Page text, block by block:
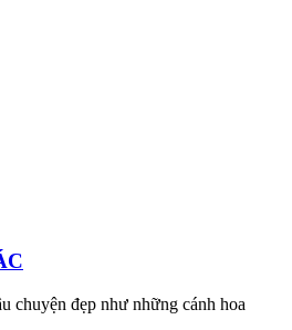
chuyện đẹp như những cánh hoa